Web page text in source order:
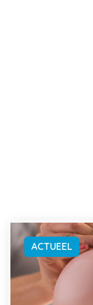
ACTUEEL